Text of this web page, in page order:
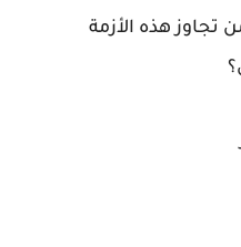
هذه الأزمة